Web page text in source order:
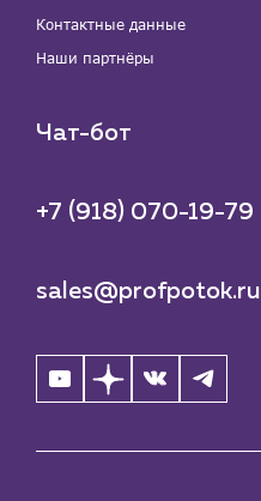
Контактные данные
Наши партнёры
Чат-бот
+7 (918) 070-19-79
sales@profpotok.ru